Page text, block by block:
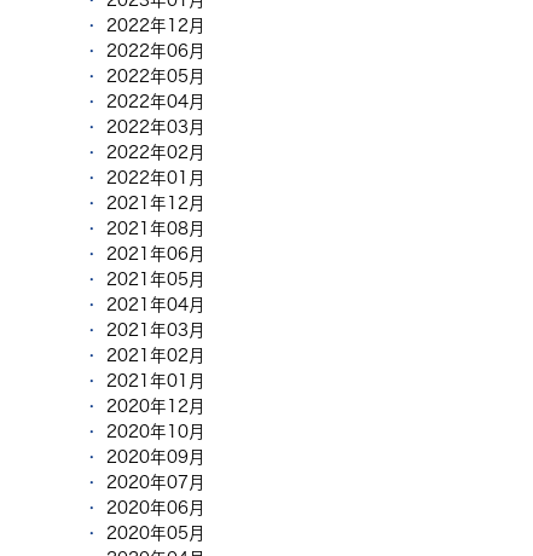
2022年12月
2022年06月
2022年05月
2022年04月
2022年03月
2022年02月
2022年01月
2021年12月
2021年08月
2021年06月
2021年05月
2021年04月
2021年03月
2021年02月
2021年01月
2020年12月
2020年10月
2020年09月
2020年07月
2020年06月
2020年05月